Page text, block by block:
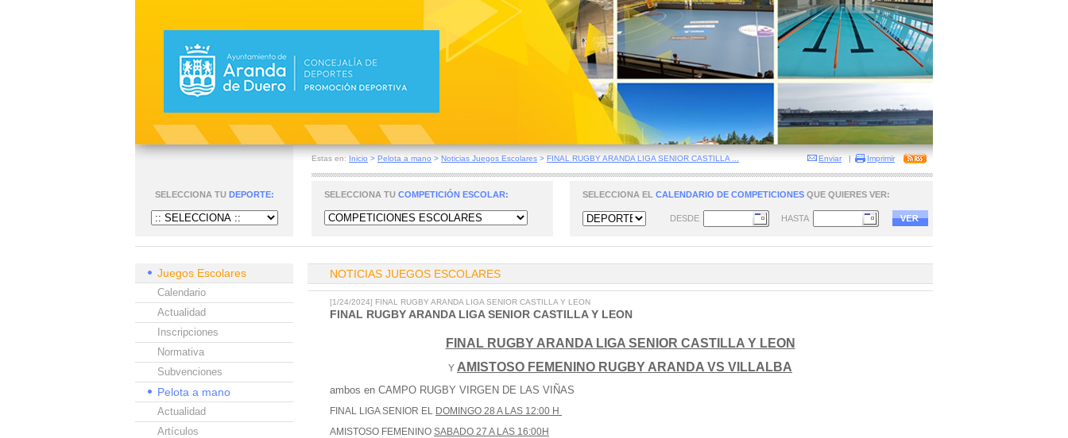
Estas en: Inicio > Pelota a mano > Noticias Juegos Escolares > FINAL RUGBY ARANDA LIGA SENIOR CASTILLA ... Enviar | Imprimir
SELECCIONA TU DEPORTE: SELECCIONA TU COMPETICIÓN ESCOLAR: SELECCIONA EL CALENDARIO DE COMPETICIONES QUE QUIERES VER:
DESDE HASTA
Juegos Escolares
Calendario
Actualidad
Inscripciones
Normativa
Subvenciones
Pelota a mano
Actualidad
Artículos
NOTICIAS JUEGOS ESCOLARES
[1/24/2024] FINAL RUGBY ARANDA LIGA SENIOR CASTILLA Y LEON
FINAL RUGBY ARANDA LIGA SENIOR CASTILLA Y LEON
FINAL RUGBY ARANDA LIGA SENIOR CASTILLA Y LEON
Y AMISTOSO FEMENINO RUGBY ARANDA VS VILLALBA
ambos en CAMPO RUGBY VIRGEN DE LAS VIÑAS
FINAL LIGA SENIOR EL DOMINGO 28 A LAS 12:00 H
AMISTOSO FEMENINO SABADO 27 A LAS 16:00H